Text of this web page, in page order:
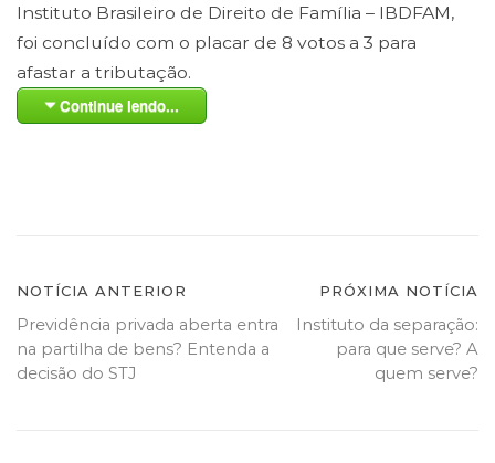
Instituto Brasileiro de Direito de Família – IBDFAM,
foi concluído com o placar de 8 votos a 3 para
afastar a tributação.
Continue lendo...
Navegação
de
Post
NOTÍCIA ANTERIOR
Previdência privada aberta entra
na partilha de bens? Entenda a
decisão do STJ
PRÓXIMA NOTÍCIA
Instituto da separação:
para que serve? A
quem serve?